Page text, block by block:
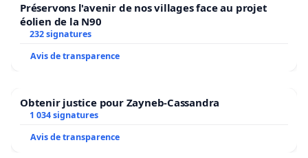
Préservons l'avenir de nos villages face au projet
éolien de la N90
232 signatures
Avis de transparence
Obtenir justice pour Zayneb-Cassandra
1 034 signatures
Avis de transparence